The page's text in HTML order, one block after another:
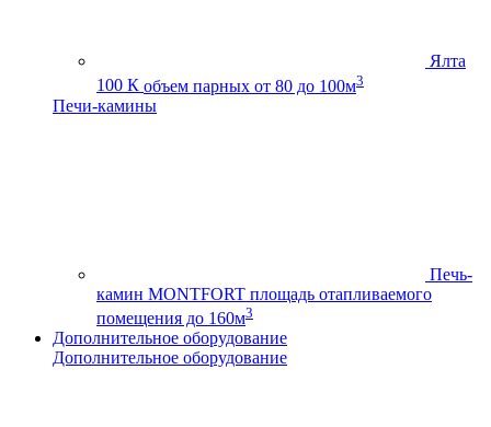
Ялта
100 К объем парных от 80 до 100м3
Печи-камины
Печь-
камин MONTFORT площадь отапливаемого
помещения до 160м3
Дополнительное оборудование
Дополнительное оборудование